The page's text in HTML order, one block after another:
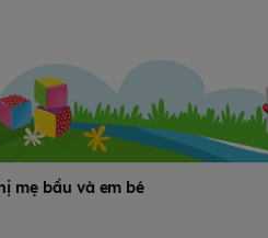
mẹ bầu và em bé